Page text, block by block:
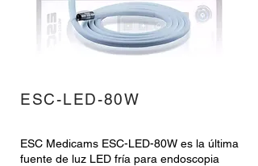
ESC-LED-80W
ESC Medicams ESC-LED-80W es la última
fuente de luz LED fría para endoscopia